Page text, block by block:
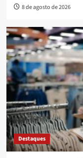
8 de agosto de 2026
Destaques